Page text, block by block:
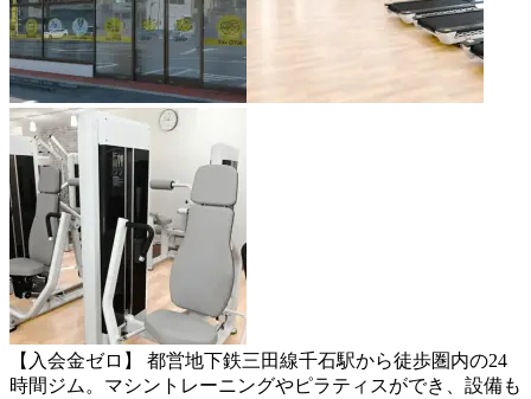
【入会金ゼロ】 都営地下鉄三田線千石駅から徒歩圏内の24
時間ジム。マシントレーニングやピラティスができ、設備も